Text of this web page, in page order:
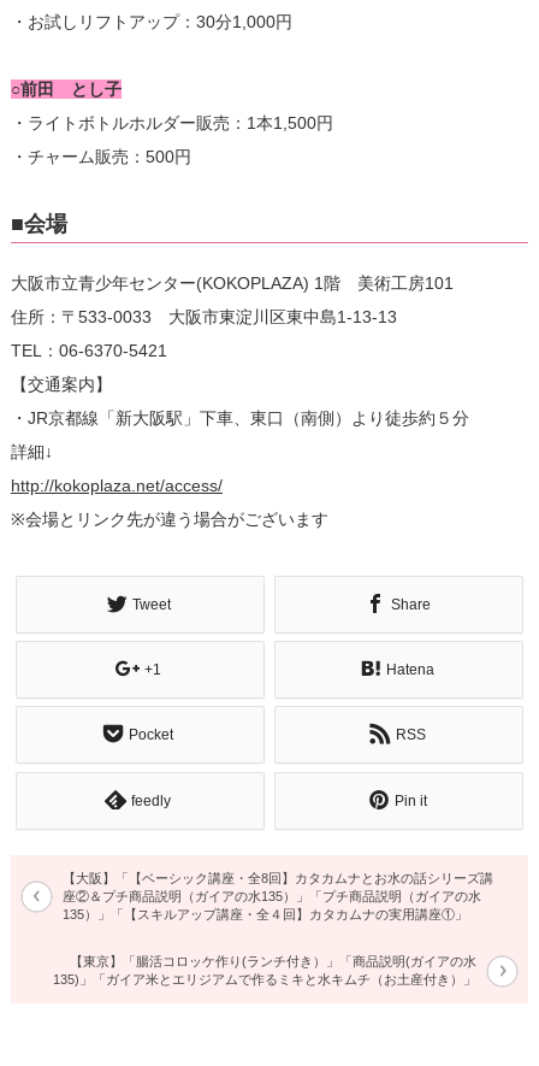
・お試しリフトアップ：30分1,000円
○前田 とし子
・ライトボトルホルダー販売：1本1,500円
・チャーム販売：500円
■会場
大阪市立青少年センター(KOKOPLAZA) 1階 美術工房101
住所：〒533-0033 大阪市東淀川区東中島1-13-13
TEL：06-6370-5421
【交通案内】
・JR京都線「新大阪駅」下車、東口（南側）より徒歩約５分
詳細↓
http://kokoplaza.net/access/
※会場とリンク先が違う場合がございます
Tweet Share
+1 Hatena
Pocket RSS
feedly Pin it
【大阪】「【ベーシック講座・全8回】カタカムナとお水の話シリーズ講
座②＆プチ商品説明（ガイアの水135）」「プチ商品説明（ガイアの水
135）」「【スキルアップ講座・全４回】カタカムナの実用講座①」
【東京】「腸活コロッケ作り(ランチ付き）」「商品説明(ガイアの水
135)」「ガイア米とエリジアムで作るミキと水キムチ（お土産付き）」